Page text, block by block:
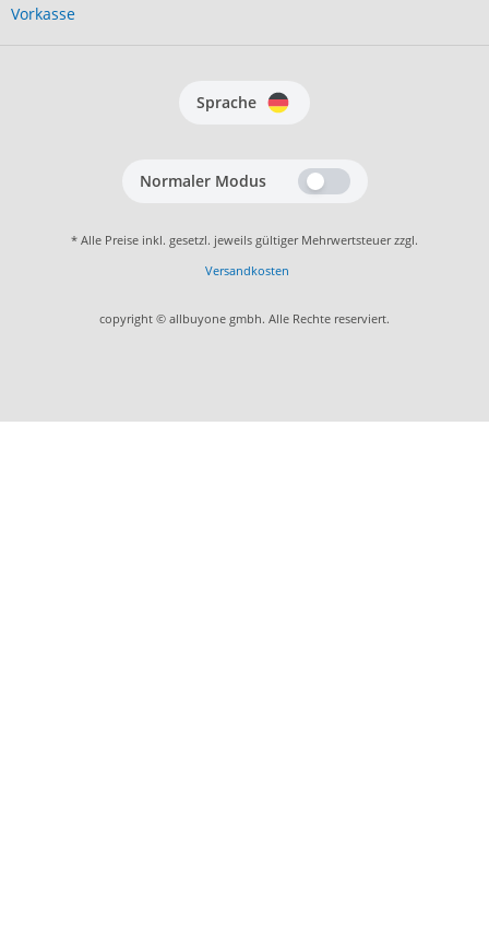
Vorkasse
Sprache
Normaler Modus
* Alle Preise inkl. gesetzl. jeweils gültiger Mehrwertsteuer zzgl.
Versandkosten
copyright © allbuyone gmbh. Alle Rechte reserviert.